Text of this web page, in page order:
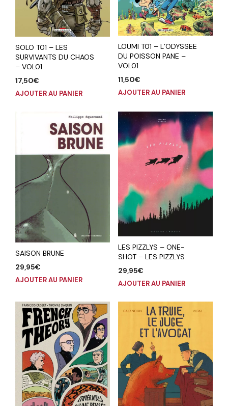
SOLO T01 – LES
SURVIVANTS DU CHAOS
– VOL01
17,50€
AJOUTER AU PANIER
LOUMI T01 – L’ODYSSEE
DU POISSON PANE –
VOL01
11,50€
AJOUTER AU PANIER
SAISON BRUNE
29,95€
AJOUTER AU PANIER
LES PIZZLYS – ONE-
SHOT – LES PIZZLYS
29,95€
AJOUTER AU PANIER